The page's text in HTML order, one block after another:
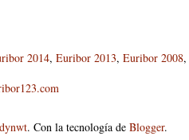
2014, Euribor 2013, Euribor 2008,
. Con la tecnología de Blogger.